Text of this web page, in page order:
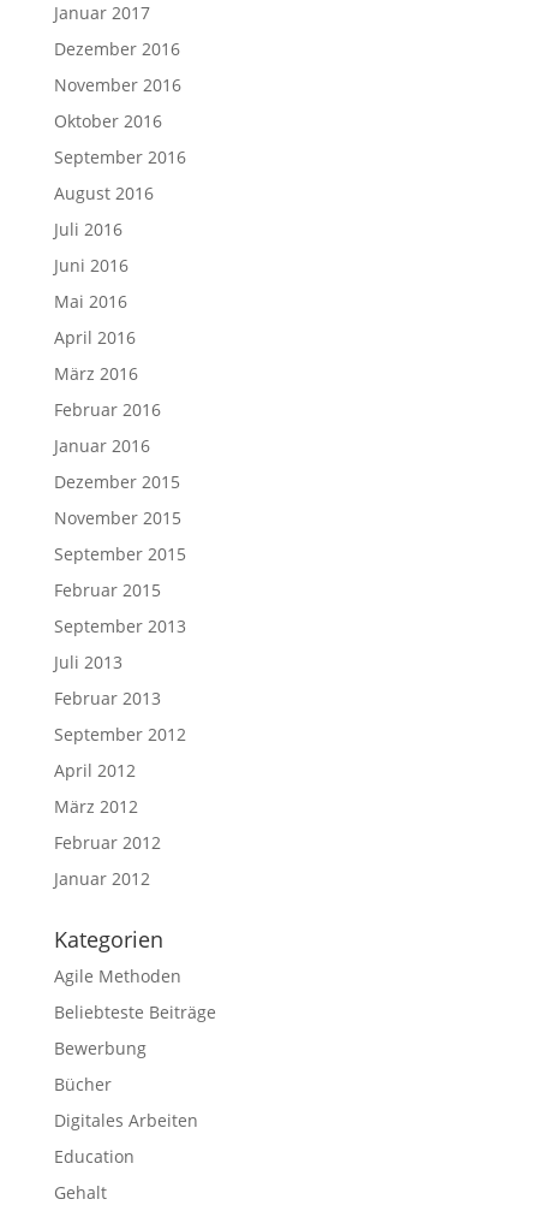
Januar 2017
Dezember 2016
November 2016
Oktober 2016
September 2016
August 2016
Juli 2016
Juni 2016
Mai 2016
April 2016
März 2016
Februar 2016
Januar 2016
Dezember 2015
November 2015
September 2015
Februar 2015
September 2013
Juli 2013
Februar 2013
September 2012
April 2012
März 2012
Februar 2012
Januar 2012
Kategorien
Agile Methoden
Beliebteste Beiträge
Bewerbung
Bücher
Digitales Arbeiten
Education
Gehalt